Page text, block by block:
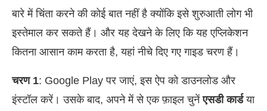
बारे में चिंता करने की कोई बात नहीं है क्योंकि इसे शुरुआती लोग भी
इस्तेमाल कर सकते हैं। और यह देखने के लिए कि यह एप्लिकेशन
कितना आसान काम करता है, यहां नीचे दिए गए गाइड चरण हैं।
चरण 1: Google Play पर जाएं, इस ऐप को डाउनलोड और
इंस्टॉल करें। उसके बाद, अपने में से एक फ़ाइल चुनेंएसडी कार्डया